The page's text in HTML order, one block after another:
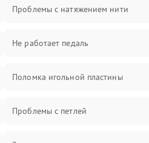
Проблемы с натяжением нити
Не работает педаль
Поломка игольной пластины
Проблемы с петлей